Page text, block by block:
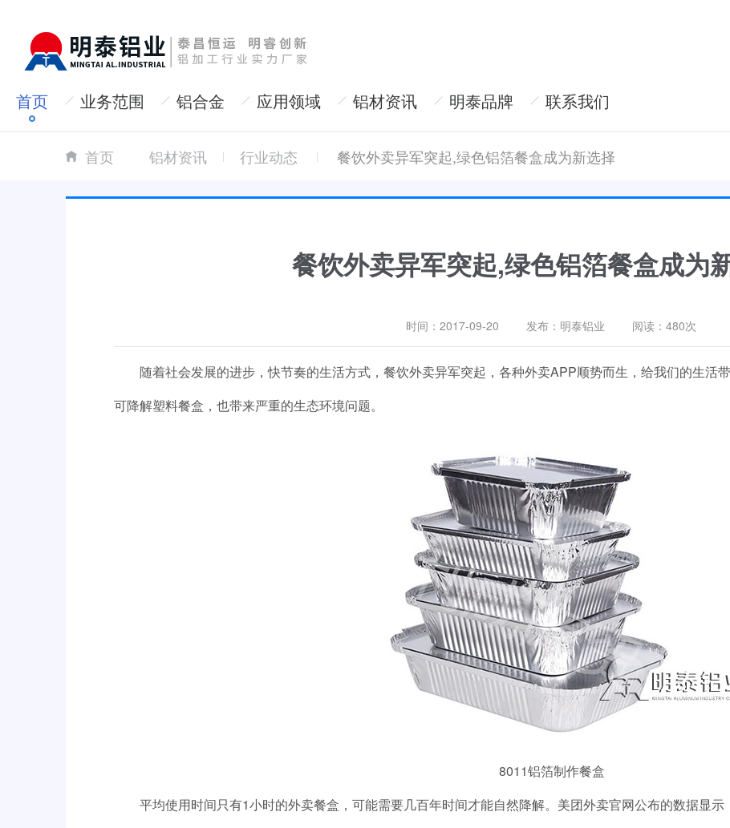
首页 业务范围 铝合金 应用领域 铝材资讯 明泰品牌 联系我们
首页 铝材资讯 行业动态 餐饮外卖异军突起,绿色铝箔餐盒成为新选择
餐饮外卖异军突起,绿色铝箔餐盒成为
时间：2017-09-20 发布：明泰铝业 阅读： 480次
随着社会发展的进步，快节奏的生活方式，餐饮外卖异军突起，各种外卖APP顺势而生，给我们的生活
可降解塑料餐盒，也带来严重的生态环境问题。
8011铝箔制作餐盒
平均使用时间只有1小时的外卖餐盒，可能需要几百年时间才能自然降解。美团外卖官网公布的数据显